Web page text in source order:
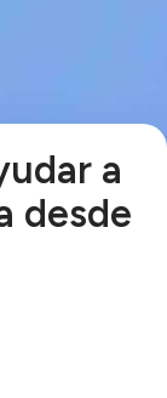
a
desde